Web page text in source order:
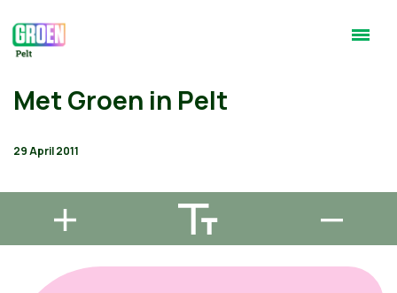
Met Groen in Pelt
29 April 2011